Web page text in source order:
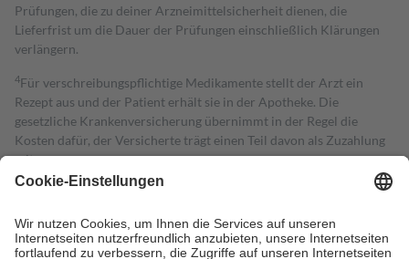
Prüfungen, die zu deiner Arzneimittelsicherheit dienen, die
Lieferfrist um die Dauer der Prüfungen einschließlich Klärungen
verlängern.
4Für verschreibungspflichtige Medikamente stellt der Arzt ein
Rezept aus und der Patient erhält sie in der Apotheke. Die
gesetzliche Krankenversicherung übernimmt in der Regel die
Kosten dafür, der Versicherte trägt einen Teil davon als Zuzahlung
mit.
Grundsätzlich leisten Mitglieder Zuzahlungen in Höhe von zehn
höchstens zehn Euro.
Es sind jedoch nie mehr als die tatsächlichen
Kosten der Leistung zu entrichten.
Diese Regeln gelten grundsätzlich auch für Online-Apotheken.